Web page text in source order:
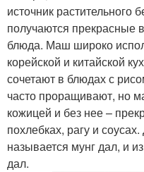
источник растительного
получаются прекрасные
блюда. Маш широко
корейской и китайской
сочетают в блюдах с
часто проращивают, но
кожицей и без нее –
похлебках, рагу и
называется мунг дал, и
дал.